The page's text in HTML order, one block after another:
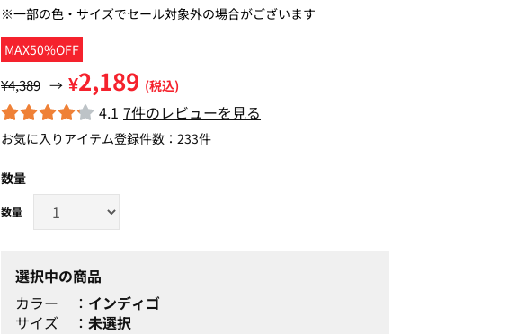
MAX50%OFF
※一部の色・サイズでセール対象外の場合がございます
¥4,389 → ¥2,189 (税込)
4.1 7件のレビューを見る
お気に入りアイテム登録件数： 233件
数量
選択中の商品
カラー
インディゴ
サイズ
未選択